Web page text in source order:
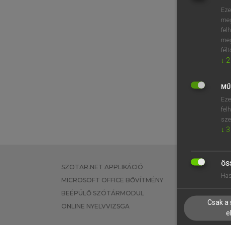
SZOTAR.NET APPLIKÁCIÓ
MICROSOFT OFFICE BŐVÍTMÉNY
BEÉPÜLŐ SZÓTÁRMODUL
ONLINE NYELVVIZSGA
EGYÉNI
TANULÓKNAK
VÁLLALATI
↓ 2
↓ 3
Csak a